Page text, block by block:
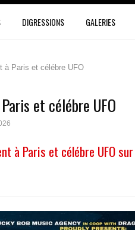
DIGRESSIONS GALERIES
à Paris et célébre UFO
et célébre UFO
à Paris et célébre UFO